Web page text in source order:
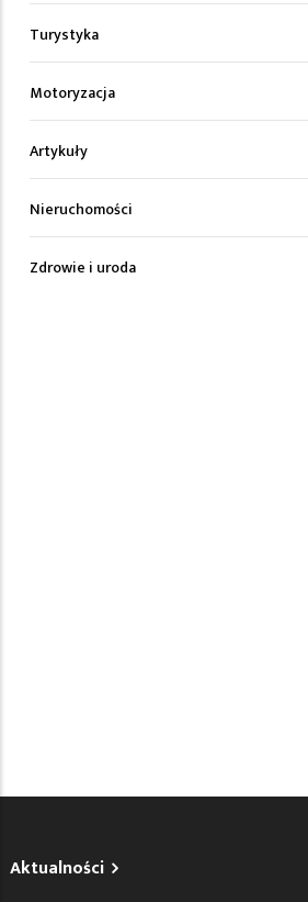
Turystyka
Motoryzacja
Artykuły
Nieruchomości
Zdrowie i uroda
Aktualności